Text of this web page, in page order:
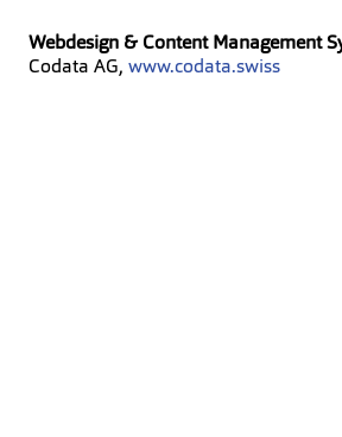
Schweizerische Vereinigung
Webdesign & Content Management
Codata AG, www.codata.swiss